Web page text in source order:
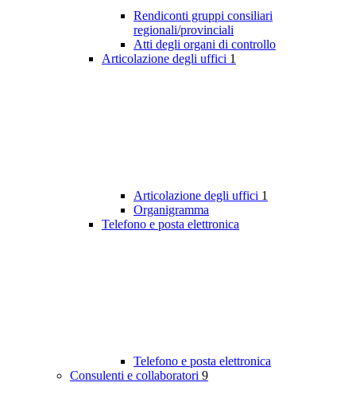
Rendiconti gruppi consiliari
regionali/provinciali
Atti degli organi di controllo
Articolazione degli uffici 1
Articolazione degli uffici 1
Organigramma
Telefono e posta elettronica
Telefono e posta elettronica
Consulenti e collaboratori 9